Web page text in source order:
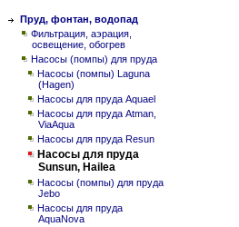
Пруд, фонтан, водопад
Фильтрация, аэрация,
освещение, обогрев
Насосы (помпы) для пруда
Насосы (помпы) Laguna
(Hagen)
Насосы для пруда Aquael
Насосы для пруда Atman,
ViaAqua
Насосы для пруда Resun
Насосы для пруда
Sunsun, Hailea
Насосы (помпы) для пруда
Jebo
Насосы для пруда
AquaNova